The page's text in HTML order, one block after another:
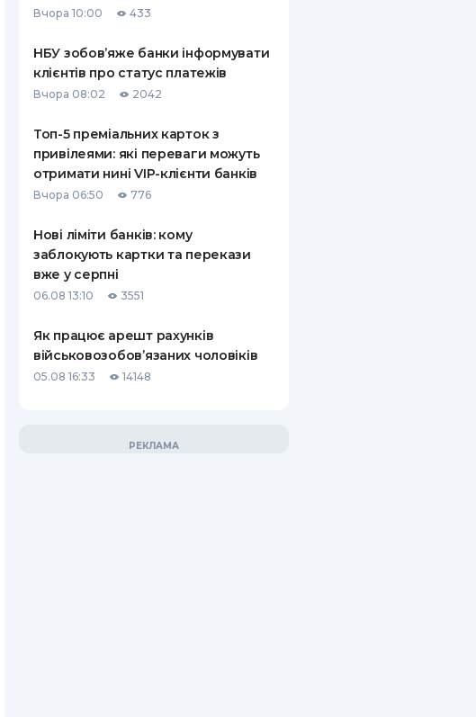
СТРАХУВАННЮ
ВСІ СТРАХОВІ ПОЛІСИ
ВІДГУКИ ПРО СТРАХОВІ
КОМПАНІЇ
КОНТАКТИ
Вчора 10:00 433
НБУ зобов’яже банки інформувати
клієнтів про статус платежів
Вчора 08:02 2042
Топ-5 преміальних карток з
привілеями: які переваги можуть
отримати нині VIP-клієнти банків
Вчора 06:50 776
Нові ліміти банків: кому
заблокують картки та перекази
вже у серпні
06.08 13:10 3551
Як працює арешт рахунків
військовозобов’язаних чоловіків
05.08 16:33 14148